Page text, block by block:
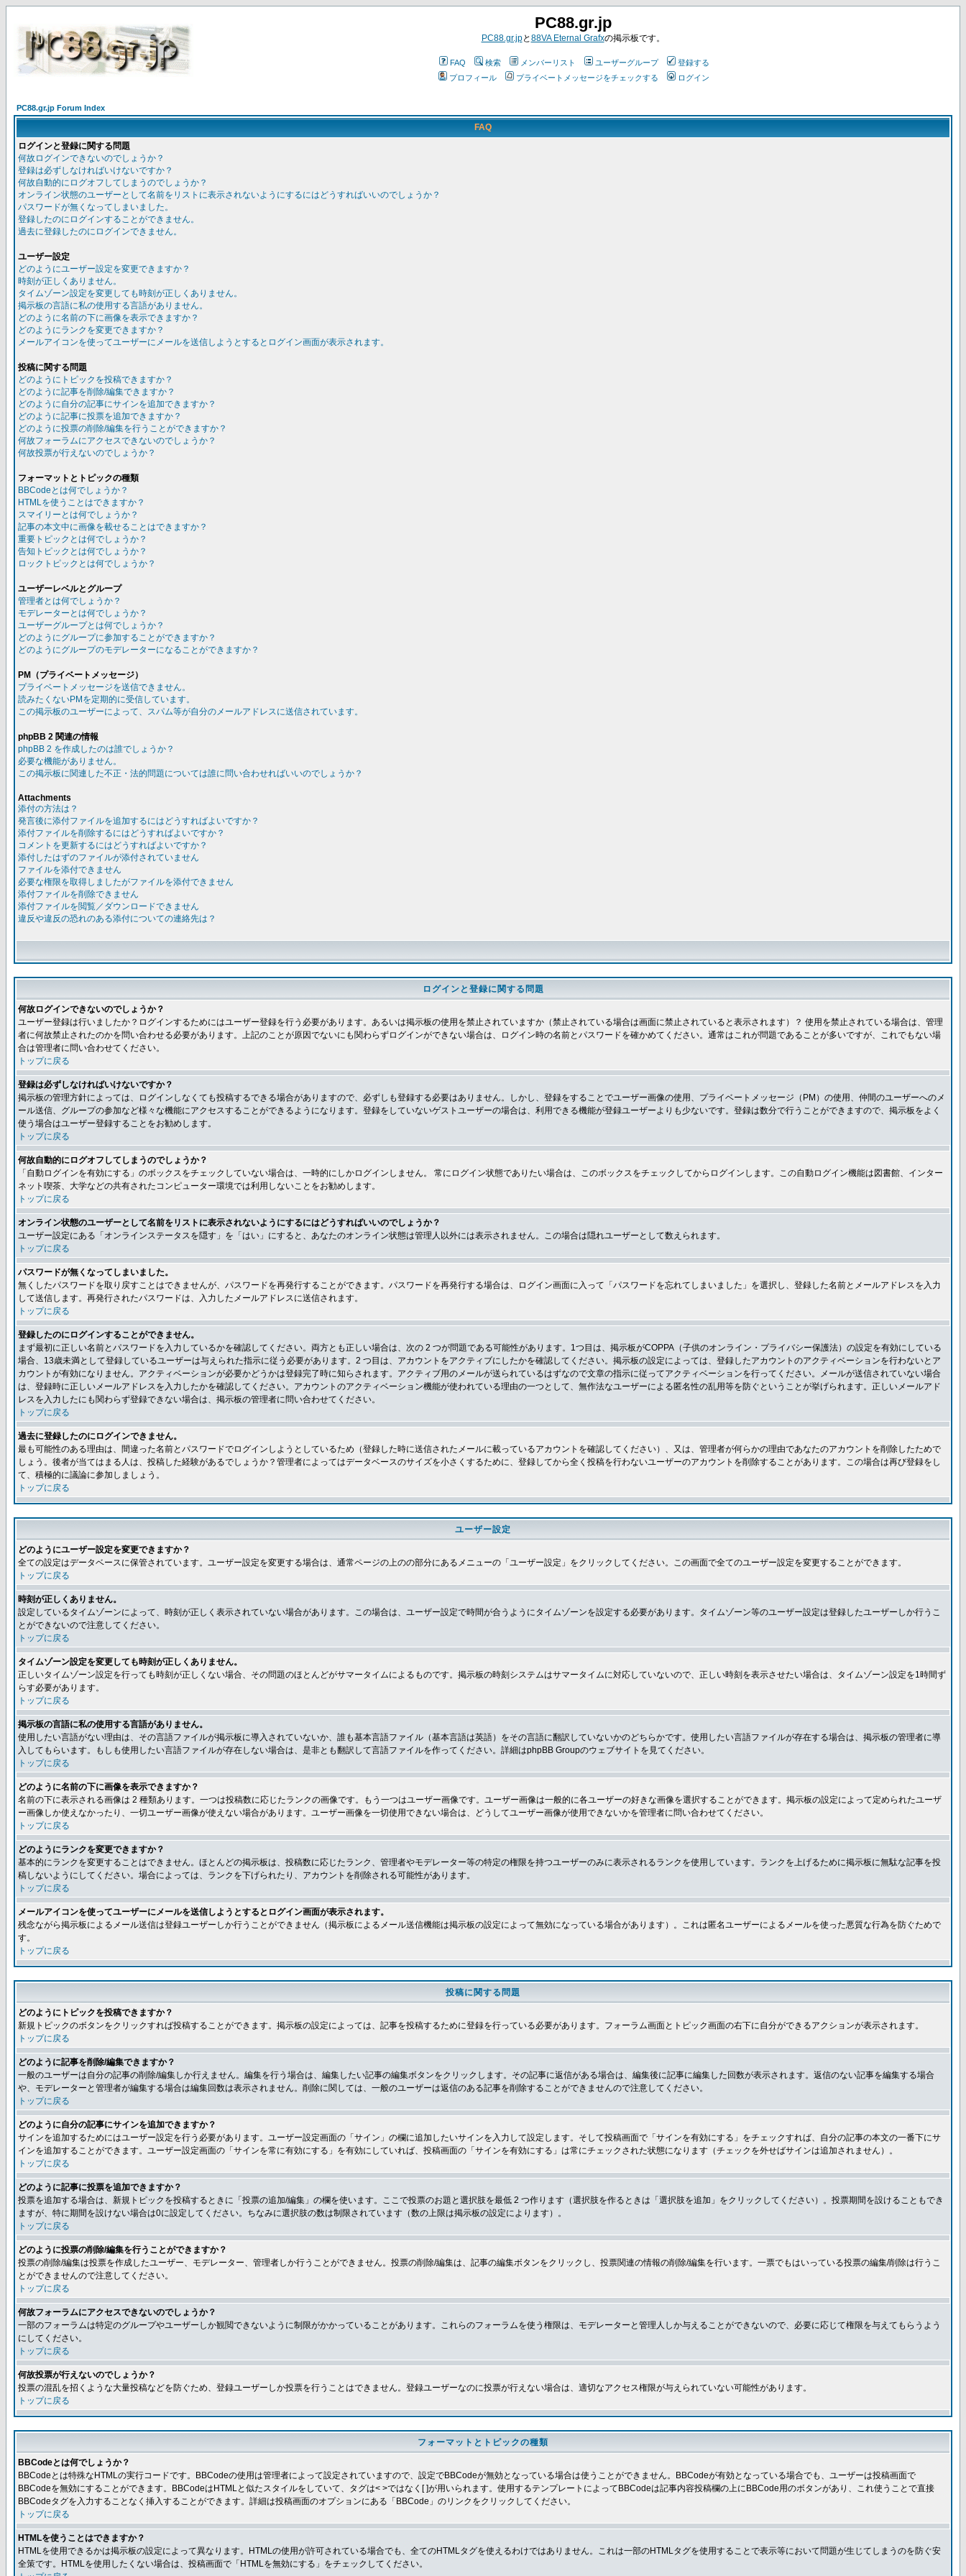
PC88.gr.jp
PC88.gr.jpと88VA Eternal Grafxの掲示板です。
FAQ 検索 メンバーリスト ユーザーグループ
登録する
プロフィール
プライベートメッセージをチェックする ログイン
PC88.gr.jp Forum Index
FAQ
ログインと登録に関する問題
何故ログインできないのでしょうか？
登録は必ずしなければいけないですか？
何故自動的にログオフしてしまうのでしょうか？
オンライン状態のユーザーとして名前をリストに表示されないようにするにはどうすればいいのでしょうか？
パスワードが無くなってしまいました。
登録したのにログインすることができません。
過去に登録したのにログインできません。
ユーザー設定
どのようにユーザー設定を変更できますか？
時刻が正しくありません。
タイムゾーン設定を変更しても時刻が正しくありません。
掲示板の言語に私の使用する言語がありません。
どのように名前の下に画像を表示できますか？
どのようにランクを変更できますか？
メールアイコンを使ってユーザーにメールを送信しようとするとログイン画面が表示されます。
投稿に関する問題
どのようにトピックを投稿できますか？
どのように記事を削除/編集できますか？
どのように自分の記事にサインを追加できますか？
どのように記事に投票を追加できますか？
どのように投票の削除/編集を行うことができますか？
何故フォーラムにアクセスできないのでしょうか？
何故投票が行えないのでしょうか？
フォーマットとトピックの種類
BBCodeとは何でしょうか？
HTMLを使うことはできますか？
スマイリーとは何でしょうか？
記事の本文中に画像を載せることはできますか？
重要トピックとは何でしょうか？
告知トピックとは何でしょうか？
ロックトピックとは何でしょうか？
ユーザーレベルとグループ
管理者とは何でしょうか？
モデレーターとは何でしょうか？
ユーザーグループとは何でしょうか？
どのようにグループに参加することができますか？
どのようにグループのモデレーターになることができますか？
PM（プライベートメッセージ）
プライベートメッセージを送信できません。
読みたくないPMを定期的に受信しています。
この掲示板のユーザーによって、スパム等が自分のメールアドレスに送信されています。
phpBB 2 関連の情報
phpBB 2 を作成したのは誰でしょうか？
必要な機能がありません。
この掲示板に関連した不正・法的問題については誰に問い合わせればいいのでしょうか？
Attachments
添付の方法は？
発言後に添付ファイルを追加するにはどうすればよいですか？
添付ファイルを削除するにはどうすればよいですか？
コメントを更新するにはどうすればよいですか？
添付したはずのファイルが添付されていません
ファイルを添付できません
必要な権限を取得しましたがファイルを添付できません
添付ファイルを削除できません
添付ファイルを閲覧／ダウンロードできません
違反や違反の恐れのある添付についての連絡先は？
ログインと登録に関する問題
何故ログインできないのでしょうか？
ユーザー登録は行いましたか？ログインするためにはユーザー登録を行う必要があります。あるいは掲示板の使用を禁止されていますか（禁止されている場合は画面に禁止されていると表示されます）？ 使用を禁止されている場合は、管理
者に何故禁止されたのかを問い合わせる必要があります。上記のことが原因でないにも関わらずログインができない場合は、ログイン時の名前とパスワードを確かめてください。通常はこれが問題であることが多いですが、これでもない場
合は管理者に問い合わせてください。
トップに戻る
登録は必ずしなければいけないですか？
掲示板の管理方針によっては、ログインしなくても投稿するできる場合がありますので、必ずしも登録する必要はありません。しかし、登録をすることでユーザー画像の使用、プライベートメッセージ（PM）の使用、仲間のユーザーへのメ
ール送信、グループの参加など様々な機能にアクセスすることができるようになります。登録をしていないゲストユーザーの場合は、利用できる機能が登録ユーザーよりも少ないです。登録は数分で行うことができますので、掲示板をよく
使う場合はユーザー登録することをお勧めします。
トップに戻る
何故自動的にログオフしてしまうのでしょうか？
「自動ログインを有効にする」のボックスをチェックしていない場合は、一時的にしかログインしません。 常にログイン状態でありたい場合は、このボックスをチェックしてからログインします。この自動ログイン機能は図書館、インター
ネット喫茶、大学などの共有されたコンピューター環境では利用しないことをお勧めします。
トップに戻る
オンライン状態のユーザーとして名前をリストに表示されないようにするにはどうすればいいのでしょうか？
ユーザー設定にある「オンラインステータスを隠す」を「はい」にすると、あなたのオンライン状態は管理人以外には表示されません。この場合は隠れユーザーとして数えられます。
トップに戻る
パスワードが無くなってしまいました。
無くしたパスワードを取り戻すことはできませんが、パスワードを再発行することができます。パスワードを再発行する場合は、ログイン画面に入って「パスワードを忘れてしまいました」を選択し、登録した名前とメールアドレスを入力
して送信します。再発行されたパスワードは、入力したメールアドレスに送信されます。
トップに戻る
登録したのにログインすることができません。
まず最初に正しい名前とパスワードを入力しているかを確認してください。両方とも正しい場合は、次の 2 つが問題である可能性があります。1つ目は、掲示板がCOPPA（子供のオンライン・プライバシー保護法）の設定を有効にしている
場合、13歳未満として登録しているユーザーは与えられた指示に従う必要があります。2 つ目は、アカウントをアクティブにしたかを確認してください。掲示板の設定によっては、登録したアカウントのアクティベーションを行わないとア
カウントが有効になりません。アクティベーションが必要かどうかは登録完了時に知らされます。アクティブ用のメールが送られているはずなので文章の指示に従ってアクティベーションを行ってください。メールが送信されていない場合
は、登録時に正しいメールアドレスを入力したかを確認してください。アカウントのアクティベーション機能が使われている理由の一つとして、無作法なユーザーによる匿名性の乱用等を防ぐということが挙げられます。正しいメールアド
レスを入力したにも関わらず登録できない場合は、掲示板の管理者に問い合わせてください。
トップに戻る
過去に登録したのにログインできません。
最も可能性のある理由は、間違った名前とパスワードでログインしようとしているため（登録した時に送信されたメールに載っているアカウントを確認してください）、又は、管理者が何らかの理由であなたのアカウントを削除したためで
しょう。後者が当てはまる人は、投稿した経験があるでしょうか？管理者によってはデータベースのサイズを小さくするために、登録してから全く投稿を行わないユーザーのアカウントを削除することがあります。この場合は再び登録をし
て、積極的に議論に参加しましょう。
トップに戻る
ユーザー設定
どのようにユーザー設定を変更できますか？
全ての設定はデータベースに保管されています。ユーザー設定を変更する場合は、通常ページの上のの部分にあるメニューの「ユーザー設定」をクリックしてください。この画面で全てのユーザー設定を変更することができます。
トップに戻る
時刻が正しくありません。
設定しているタイムゾーンによって、時刻が正しく表示されていない場合があります。この場合は、ユーザー設定で時間が合うようにタイムゾーンを設定する必要があります。タイムゾーン等のユーザー設定は登録したユーザーしか行うこ
とができないので注意してください。
トップに戻る
タイムゾーン設定を変更しても時刻が正しくありません。
正しいタイムゾーン設定を行っても時刻が正しくない場合、その問題のほとんどがサマータイムによるものです。掲示板の時刻システムはサマータイムに対応していないので、正しい時刻を表示させたい場合は、タイムゾーン設定を1時間ず
らす必要があります。
トップに戻る
掲示板の言語に私の使用する言語がありません。
使用したい言語がない理由は、その言語ファイルが掲示板に導入されていないか、誰も基本言語ファイル（基本言語は英語）をその言語に翻訳していないかのどちらかです。使用したい言語ファイルが存在する場合は、掲示板の管理者に導
入してもらいます。もしも使用したい言語ファイルが存在しない場合は、是非とも翻訳して言語ファイルを作ってください。詳細はphpBB Groupのウェブサイトを見てください。
トップに戻る
どのように名前の下に画像を表示できますか？
名前の下に表示される画像は 2 種類あります。一つは投稿数に応じたランクの画像です。もう一つはユーザー画像です。ユーザー画像は一般的に各ユーザーの好きな画像を選択することができます。掲示板の設定によって定められたユーザ
ー画像しか使えなかったり、一切ユーザー画像が使えない場合があります。ユーザー画像を一切使用できない場合は、どうしてユーザー画像が使用できないかを管理者に問い合わせてください。
トップに戻る
どのようにランクを変更できますか？
基本的にランクを変更することはできません。ほとんどの掲示板は、投稿数に応じたランク、管理者やモデレーター等の特定の権限を持つユーザーのみに表示されるランクを使用しています。ランクを上げるために掲示板に無駄な記事を投
稿しないようにしてください。場合によっては、ランクを下げられたり、アカウントを削除される可能性があります。
トップに戻る
メールアイコンを使ってユーザーにメールを送信しようとするとログイン画面が表示されます。
残念ながら掲示板によるメール送信は登録ユーザーしか行うことができません（掲示板によるメール送信機能は掲示板の設定によって無効になっている場合があります）。これは匿名ユーザーによるメールを使った悪質な行為を防ぐためで
す。
トップに戻る
投稿に関する問題
どのようにトピックを投稿できますか？
新規トピックのボタンをクリックすれば投稿することができます。掲示板の設定によっては、記事を投稿するために登録を行っている必要があります。フォーラム画面とトピック画面の右下に自分ができるアクションが表示されます。
トップに戻る
どのように記事を削除/編集できますか？
一般のユーザーは自分の記事の削除/編集しか行えません。編集を行う場合は、編集したい記事の編集ボタンをクリックします。その記事に返信がある場合は、編集後に記事に編集した回数が表示されます。返信のない記事を編集する場合
や、モデレーターと管理者が編集する場合は編集回数は表示されません。削除に関しては、一般のユーザーは返信のある記事を削除することができませんので注意してください。
トップに戻る
どのように自分の記事にサインを追加できますか？
サインを追加するためにはユーザー設定を行う必要があります。ユーザー設定画面の「サイン」の欄に追加したいサインを入力して設定します。そして投稿画面で「サインを有効にする」をチェックすれば、自分の記事の本文の一番下にサ
インを追加することができます。ユーザー設定画面の「サインを常に有効にする」を有効にしていれば、投稿画面の「サインを有効にする」は常にチェックされた状態になります（チェックを外せばサインは追加されません）。
トップに戻る
どのように記事に投票を追加できますか？
投票を追加する場合は、新規トピックを投稿するときに「投票の追加/編集」の欄を使います。ここで投票のお題と選択肢を最低 2 つ作ります（選択肢を作るときは「選択肢を追加」をクリックしてください）。投票期間を設けることもでき
ますが、特に期間を設けない場合は0に設定してください。ちなみに選択肢の数は制限されています（数の上限は掲示板の設定によります）。
トップに戻る
どのように投票の削除/編集を行うことができますか？
投票の削除/編集は投票を作成したユーザー、モデレーター、管理者しか行うことができません。投票の削除/編集は、記事の編集ボタンをクリックし、投票関連の情報の削除/編集を行います。一票でもはいっている投票の編集/削除は行うこ
とができませんので注意してください。
トップに戻る
何故フォーラムにアクセスできないのでしょうか？
一部のフォーラムは特定のグループやユーザーしか観閲できないように制限がかかっていることがあります。これらのフォーラムを使う権限は、モデレーターと管理人しか与えることができないので、必要に応じて権限を与えてもらうよう
にしてください。
トップに戻る
何故投票が行えないのでしょうか？
投票の混乱を招くような大量投稿などを防ぐため、登録ユーザーしか投票を行うことはできません。登録ユーザーなのに投票が行えない場合は、適切なアクセス権限が与えられていない可能性があります。
トップに戻る
フォーマットとトピックの種類
BBCodeとは何でしょうか？
BBCodeとは特殊なHTMLの実行コードです。BBCodeの使用は管理者によって設定されていますので、設定でBBCodeが無効となっている場合は使うことができません。BBCodeが有効となっている場合でも、ユーザーは投稿画面で
BBCodeを無効にすることができます。BBCodeはHTMLと似たスタイルをしていて、タグは< >ではなく[ ]が用いられます。使用するテンプレートによってBBCodeは記事内容投稿欄の上にBBCode用のボタンがあり、これ使うことで直接
BBCodeタグを入力することなく挿入することができます。詳細は投稿画面のオプションにある「BBCode」のリンクをクリックしてください。
トップに戻る
HTMLを使うことはできますか？
HTMLを使用できるかは掲示板の設定によって異なります。HTMLの使用が許可されている場合でも、全てのHTMLタグを使えるわけではありません。これは一部のHTMLタグを使用することで表示等において問題が生じてしまうのを防ぐ安
全策です。HTMLを使用したくない場合は、投稿画面で「HTMLを無効にする」をチェックしてください。